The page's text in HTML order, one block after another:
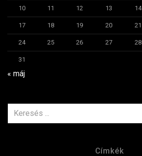
10 11 12 13 14
17 18 19 20 21
24 25 26 27 28
31
« máj
ERRE:
Címkék